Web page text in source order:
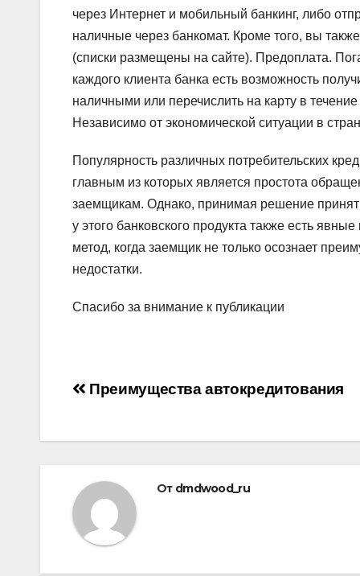
через Интернет и мобильный банкинг, либо
наличные через банкомат. Кроме того, вы
(списки размещены на сайте). Предоплата.
каждого клиента банка есть возможность
наличными или перечислить на карту в
Независимо от экономической ситуации в
Популярность различных потребительских
главным из которых является простота
заемщикам. Однако, принимая решение
у этого банковского продукта также есть
метод, когда заемщик не только осознает
недостатки.
Спасибо за внимание к публикации
Навигация
Преимущества автокредитования
От dmdwood_ru